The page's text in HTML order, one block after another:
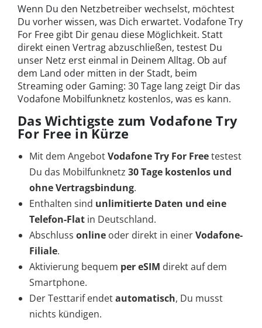
Wenn Du den Netzbetreiber wechselst, möchtest
Du vorher wissen, was Dich erwartet. Vodafone Try
For Free gibt Dir genau diese Möglichkeit. Statt
direkt einen Vertrag abzuschließen, testest Du
unser Netz erst einmal in Deinem Alltag. Ob auf
dem Land oder mitten in der Stadt, beim
Streaming oder Gaming: 30 Tage lang zeigt Dir das
Vodafone Mobilfunknetz kostenlos, was es kann.
Das Wichtigste zum Vodafone Try
For Free in Kürze
Mit dem AngebotVodafone Try For Freetestest
Du das Mobilfunknetz 30 Tage kostenlos und
ohne Vertragsbindung.
Enthalten sind unlimitierte Daten und eine
Telefon-Flat in Deutschland.
Abschluss online oder direkt in einerVodafone-
Filiale.
Aktivierung bequem per eSIM direkt auf dem
Smartphone.
Der Testtarif endetautomatisch, Du musst
nichts kündigen.